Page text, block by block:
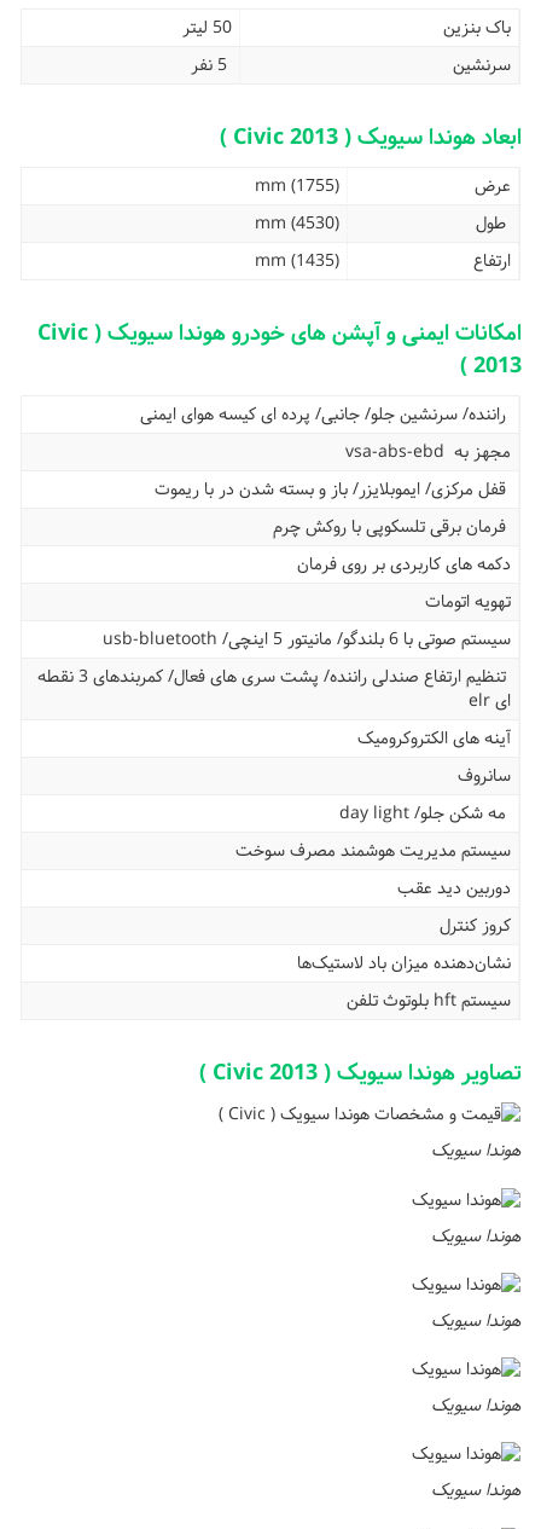
باک بنزین
50 لیتر
سرنشین
ابعاد هوندا سیویک ( Civic 2013 )
عرض
(1755) mm
طول
(4530) mm
ارتفاع
(1435) mm
امکانات ایمنی و آپشن های خودرو هوندا سیویک ( Civic
2013 )
راننده/ سرنشین جلو/ جانبی/ پرده ایکیسه هوای ایمنی
مجهز به vsa-abs-ebd
قفل مرکزی/ ایموبلایزر/ باز و بسته شدن در با ریموت
فرمان برقی تلسکوپی با روکش چرم
دکمه های کاربردی بر روی فرمان
تهویه اتومات
سیستم صوتی با 6 بلندگو/ مانیتور 5 اینچی/ usb-bluetooth
تنظیم ارتفاع صندلی راننده/ پشت سری های فعال/ کمربندهای 3 نقطه
ای elr
آینه های الکتروکرومیک
سانروف
مه شکن جلو/ day light
سیستم مدیریت هوشمند مصرف سوخت
دوربین دید عقب
کروز کنترل
نشان‌دهنده میزان باد لاستیک‌ها
سیستم hft بلوتوث تلفن
تصاویر هوندا سیویک ( Civic 2013 )
هوندا سیویک
هوندا سیویک
هوندا سیویک
هوندا سیویک
هوندا سیویک